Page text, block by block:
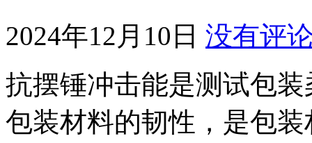
2024年12月10日 没有评
抗摆锤冲击能是测试包
包装材料的韧性，是包